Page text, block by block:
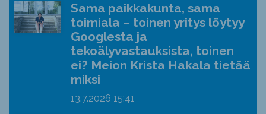
Sama paikkakunta, sama
toimiala – toinen yritys löytyy
Googlesta ja
tekoälyvastauksista, toinen
ei? Meion Krista Hakala tietää
miksi
13.7.2026 15:41